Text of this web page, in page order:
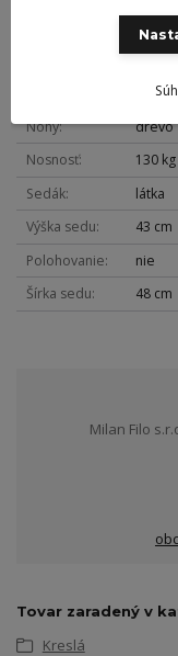
84 cm
73 cm
12 kg
Nohy
drevo
Nosnosť
130 kg
Sedák
látka
Výška sedu
43 cm
Polohovanie
nie
Šírka sedu
48 cm
Milan Filo
Tovar zaradený v
Kreslá